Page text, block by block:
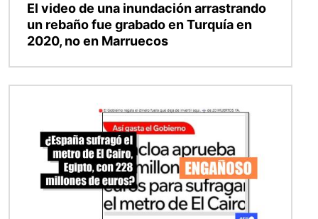
El video de una inundación arrastrando
un rebaño fue grabado en Turquía en
2020, no en Marruecos